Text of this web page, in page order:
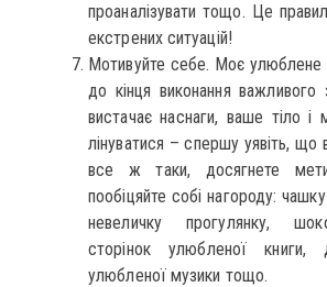
проаналізувати тощо. Це
екстрених ситуацій!
Мотивуйте себе. Моє
до кінця виконання
вистачає наснаги, ваше тіло і
лінуватися – спершу уявіть, що
все ж таки, досягнете
пообіцяйте собі нагороду:
невеличку прогулянку,
сторінок улюбленої книги,
улюбленої музики тощо.